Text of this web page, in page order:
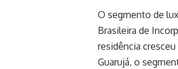
O segmento de
Brasileira de
residência
Guarujá, o